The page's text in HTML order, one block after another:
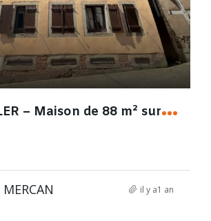
B
OUXWILLER – Maison de 88 m² sur 4 niveaux avec cave – AU CŒUR DE LA VILLE !
il y a1 an